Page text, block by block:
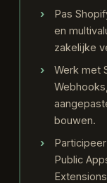
Pas
en
zakelijke
Werk met
bouwen.
Public